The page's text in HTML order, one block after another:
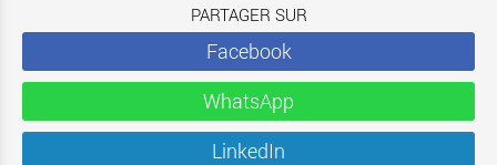
PARTAGER SUR
Facebook
WhatsApp
LinkedIn